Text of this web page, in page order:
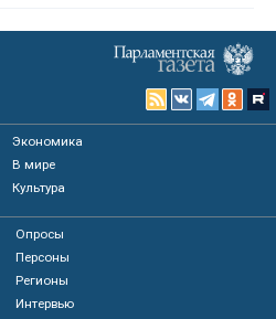
Экономика
В мире
Культура
Опросы
Персоны
Регионы
Интервью